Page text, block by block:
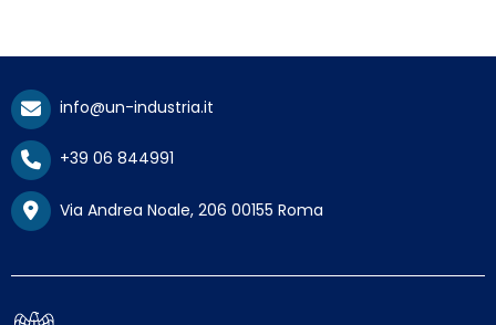
info@un-industria.it
+39 06 844991
Via Andrea Noale, 206 00155 Roma